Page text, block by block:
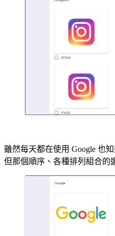
雖然每天都在使用 Google 也
但那個順序、各種排列組合的